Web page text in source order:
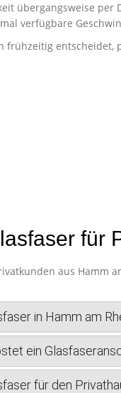
übergangsweise per
verfügbare
frühzeitig entscheidet,
für
aus Hamm
in Hamm am
ein
für den